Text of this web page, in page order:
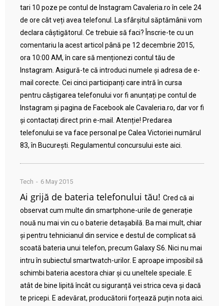
tari 10 poze pe contul de Instagram Cavaleria.ro în cele 24
de ore cât veți avea telefonul. La sfârșitul săptămânii vom
declara câștigătorul. Ce trebuie să faci? Înscrie-te cu un
comentariu la acest articol până pe 12 decembrie 2015,
ora 10:00 AM, în care să menționezi contul tău de
Instagram. Asigură-te că introduci numele și adresa de e-
mail corecte. Cei cinci participanți care intră în cursa
pentru câștigarea telefonului vor fi anunțați pe contul de
Instagram și pagina de Facebook ale Cavaleria.ro, dar vor fi
și contactați direct prin e-mail. Atenție! Predarea
telefonului se va face personal pe Calea Victoriei numărul
83, în București. Regulamentul concursului este aici.
Tech 6 May 2015
Ai grijă de bateria telefonului tău! Cred că ai
observat cum multe din smartphone-urile de generație
nouă nu mai vin cu o baterie detașabilă. Ba mai mult, chiar
și pentru tehnicianul din service e destul de complicat să
scoată bateria unui telefon, precum Galaxy S6. Nici nu mai
intru în subiectul smartwatch-urilor. E aproape imposibil să
schimbi bateria acestora chiar și cu uneltele speciale. E
atât de bine lipită încât cu siguranță vei strica ceva și dacă
te pricepi. E adevărat, producătorii forțează puțin nota aici.